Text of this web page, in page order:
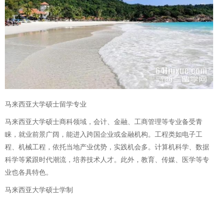
马来西亚大学硕士留学专业
马来西亚大学硕士商科领域，会计、金融、工商管理等专业备受青
睐，就业前景广阔，能进入跨国企业或金融机构。工程类如电子工
程、机械工程，依托当地产业优势，实践机会多。计算机科学、数据
科学等紧跟时代潮流，培养技术人才。此外，教育、传媒、医学等专
业也各具特色。
马来西亚大学硕士学制